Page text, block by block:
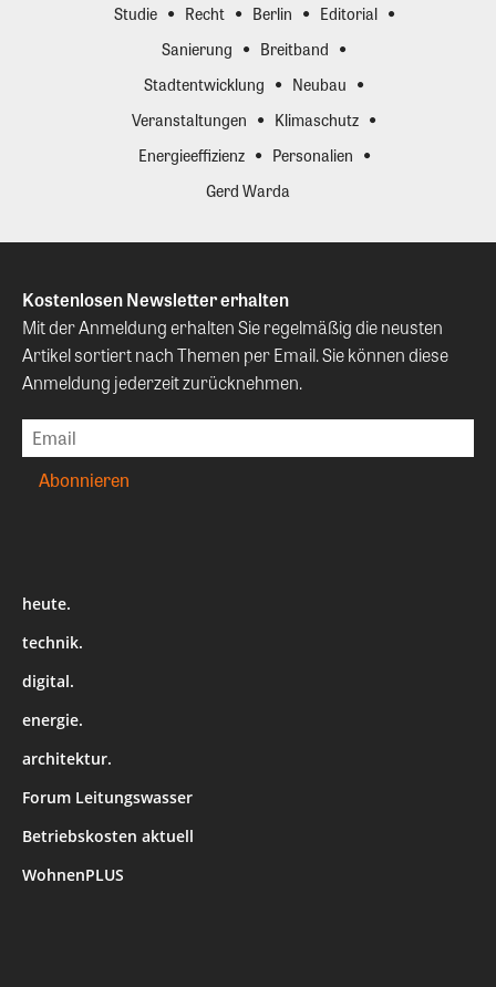
Studie
Recht Berlin
Editorial
Sanierung
Breitband
Stadtentwicklung
Neubau
Veranstaltungen
Klimaschutz
Energieeffizienz
Personalien
Gerd Warda
Kostenlosen Newsletter erhalten
Mit der Anmeldung erhalten Sie regelmäßig die neusten
Artikel sortiert nach Themen per Email. Sie können diese
Anmeldung jederzeit zurücknehmen.
heute.
technik.
digital.
energie.
architektur.
Forum Leitungswasser
Betriebskosten aktuell
WohnenPLUS